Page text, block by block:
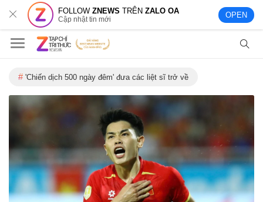
FOLLOWZNEWS TRÊNZALO OA
Cập nhật tin mới OPEN
'Chiến dịch 500 ngày đêm' đưa các liệt sĩ trở về